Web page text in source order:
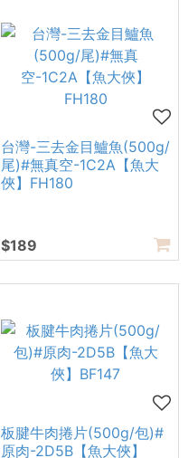
台灣-三去金目鱸魚(500g/
尾)#無真空-1C2A【魚大
俠】FH180
$189
板腱牛肉捲片(500g/包)#
原肉-2D5B【魚大俠】